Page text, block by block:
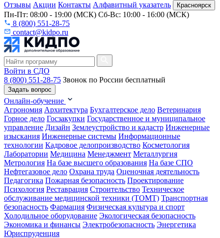
Отзывы Акции Контакты Алфавитный указатель Красноярск
Пн-Пт: 08:00 - 19:00 (МСК) Сб-Вс: 10:00 - 16:00 (МСК)
8 (800) 551-28-75
contact@kidpo.ru
Войти в СДО
8 (800) 551-28-75 Звонок по России бесплатный
Задать вопрос
Онлайн-обучение
Агрономия Архитектура Бухгалтерское дело Ветеринария
Горное дело Госзакупки Государственное и муниципальное
управление Дизайн Землеустройство и кадастр Инженерные
изыскания Инженерные системы Информационные
технологии Кадровое делопроизводство Косметология
Лаборатории Медицина Менеджмент Металлургия
Метрология На базе высшего образования На базе СПО
Нефтегазовое дело Охрана труда Оценочная деятельность
Педагогика Пожарная безопасность Проектирование
Психология Реставрация Строительство Техническое
обслуживание медицинской техники (ТОМТ) Транспортная
безопасность Фармация Физическая культура и спорт
Холодильное оборудование Экологическая безопасность
Экономика и финансы Электробезопасность Энергетика
Юриспруденция